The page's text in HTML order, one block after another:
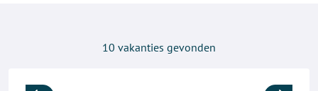
10 vakanties gevonden